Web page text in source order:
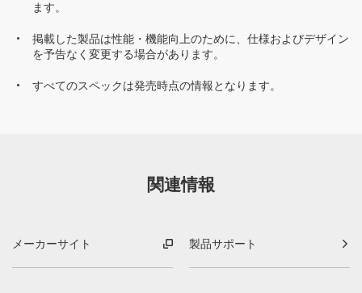
ます。
掲載した製品は性能・機能向上のために、仕様およびデザイン
を予告なく変更する場合があります。
すべてのスペックは発売時点の情報となります。
関連情報
メーカーサイト 製品サポート